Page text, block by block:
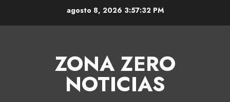
agosto 8, 2026 3:57:32 PM
ZONA ZERO
NOTICIAS